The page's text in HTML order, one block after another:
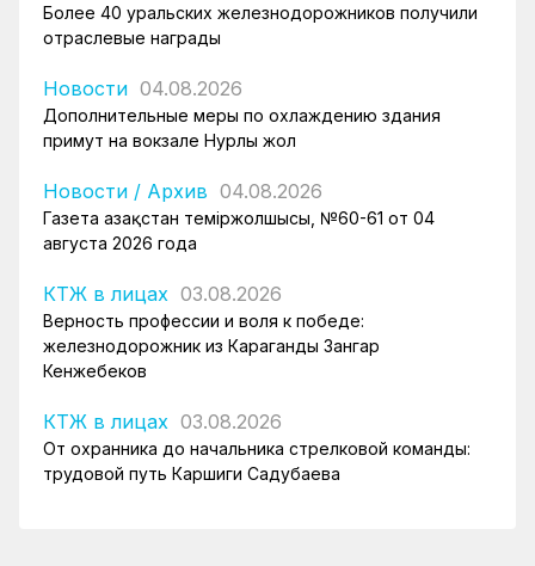
Более 40 уральских железнодорожников получили
отраслевые награды
Новости 04.08.2026
Дополнительные меры по охлаждению здания
примут на вокзале Нурлы жол
Новости / Архив 04.08.2026
Газета Қазақстан теміржолшысы, №60-61 от 04
августа 2026 года
КТЖ в лицах 03.08.2026
Верность профессии и воля к победе:
железнодорожник из Караганды Зангар
Кенжебеков
КТЖ в лицах 03.08.2026
От охранника до начальника стрелковой команды:
трудовой путь Каршиги Садубаева